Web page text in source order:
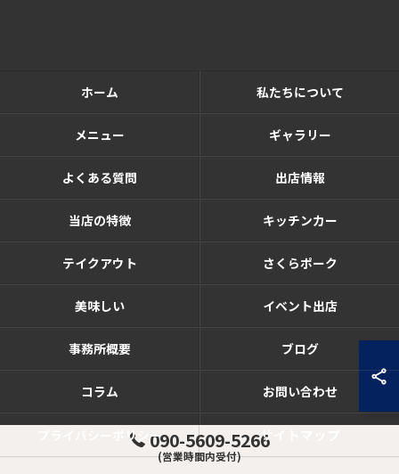
090-5609-5266
(営業時間内受付)
ホーム 私たちについて
メニュー ギャラリー
よくある質問 出店情報
当店の特徴 キッチンカー
テイクアウト さくらポーク
美味しい イベント出店
事務所概要 ブログ
コラム お問い合わせ
プライバシーポリシー サイトマップ